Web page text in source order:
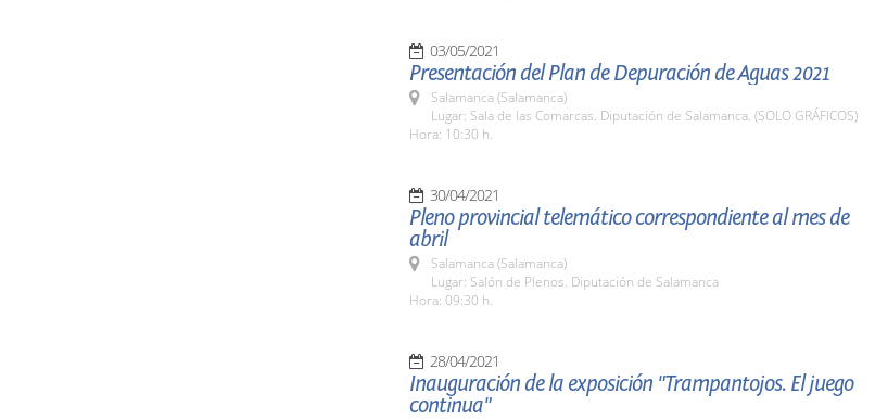
03/05/2021
Presentación del Plan de Depuración de Aguas 2021
Salamanca (Salamanca)
Lugar: Sala de las Comarcas. Diputación de Salamanca. (SOLO GRÁFICOS)
Hora: 10:30 h.
30/04/2021
Pleno provincial telemático correspondiente al mes de
abril
Salamanca (Salamanca)
Lugar: Salón de Plenos. Diputación de Salamanca
Hora: 09:30 h.
28/04/2021
Inauguración de la exposición "Trampantojos. El juego
continua"